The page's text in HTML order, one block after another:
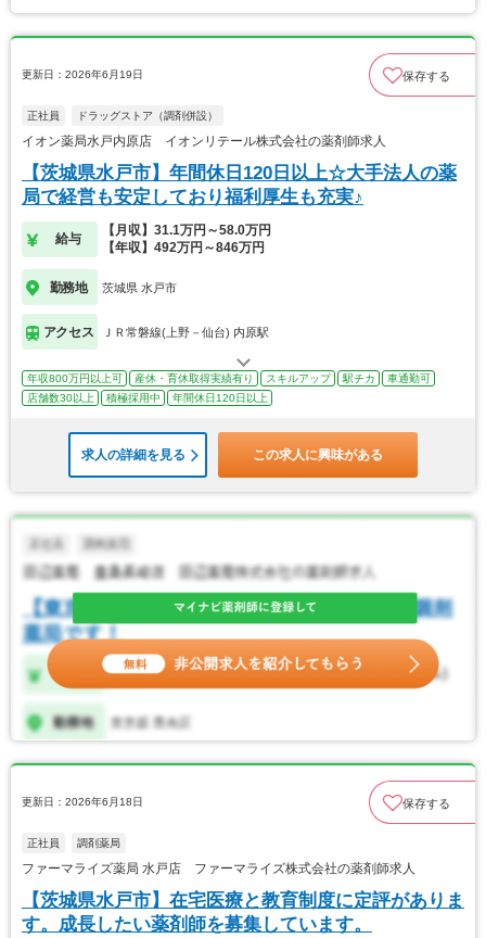
更新日：2026年6月19日 保存する
正社員 ドラッグストア（調剤併設）
イオン薬局水戸内原店 イオンリテール株式会社の薬剤師求人
【茨城県水戸市】年間休日120日以上☆大手法人の薬
局で経営も安定しており福利厚生も充実♪
給与
【月収】31.1万円～58.0万円
【年収】492万円～846万円
勤務地 茨城県 水戸市
アクセス ＪＲ常磐線(上野－仙台) 内原駅
年収800万円以上可 産休・育休取得実績有り スキルアップ 駅チカ
車通勤可
店舗数30以上
積極採用中 年間休日120日以上
求人の詳細を見る この求人に興味がある
更新日：2026年6月18日 保存する
正社員 調剤薬局
ファーマライズ薬局 水戸店 ファーマライズ株式会社の薬剤師求人
【茨城県水戸市】在宅医療と教育制度に定評がありま
す。成長したい薬剤師を募集しています。